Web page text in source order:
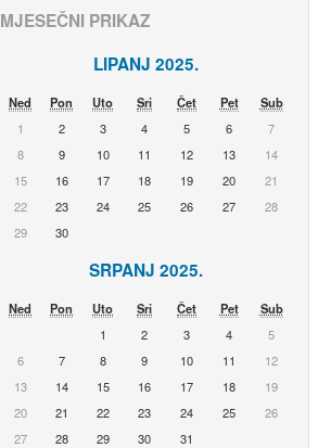
MJESEČNI PRIKAZ
LIPANJ 2025.
Ned Pon Uto Sri Čet Pet
Sub
1
2 3 4 5 6
7
8
9 10 11 12 13
14
15
16 17 18 19 20
21
22
23 24 25 26 27
28
29
30
SRPANJ 2025.
Ned Pon Uto Sri Čet Pet
Sub
1
2 3 4
5
6
7 8 9 10 11
12
13
14 15 16 17 18
19
20
21 22 23 24 25
26
27
28 29 30 31